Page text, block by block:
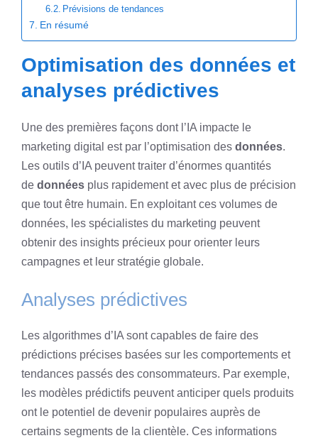
Prévisions de tendances
En résumé
Optimisation des données et
analyses prédictives
Une des premières façons dont l’IA impacte le
marketing digital est par l’optimisation des données.
Les outils d’IA peuvent traiter d’énormes quantités
de données plus rapidement et avec plus de précision
que tout être humain. En exploitant ces volumes de
données, les spécialistes du marketing peuvent
obtenir des insights précieux pour orienter leurs
campagnes et leur stratégie globale.
Analyses prédictives
Les algorithmes d’IA sont capables de faire des
prédictions précises basées sur les comportements et
tendances passés des consommateurs. Par exemple,
les modèles prédictifs peuvent anticiper quels produits
ont le potentiel de devenir populaires auprès de
certains segments de la clientèle. Ces informations